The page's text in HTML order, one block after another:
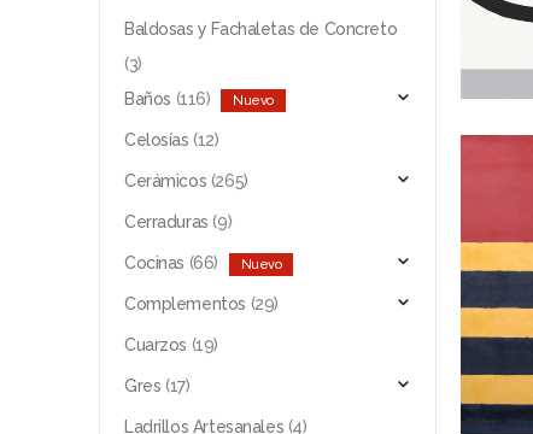
Baldosas y Fachaletas de Concreto
(3)
Baños (116)
Celosías (12)
Cerámicos (265)
Cerraduras (9)
Cocinas (66)
Complementos (29)
Cuarzos (19)
Gres (17)
Ladrillos Artesanales (4)